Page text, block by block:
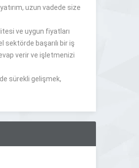
uzun vadede size
ve uygun fiyatları
başarılı bir iş
verir ve işletmenizi
sürekli gelişmek,